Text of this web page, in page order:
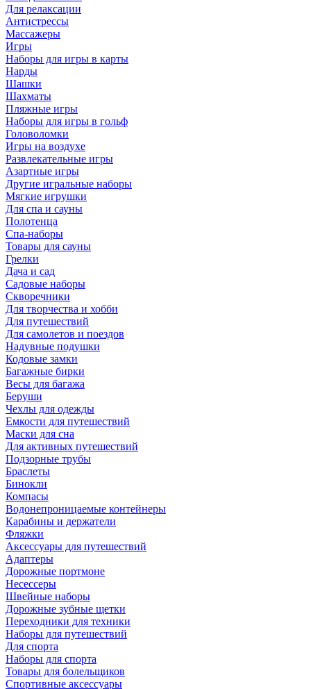
Для релаксации
Антистрессы
Массажеры
Игры
Наборы для игры в карты
Нарды
Шашки
Шахматы
Пляжные игры
Наборы для игры в гольф
Головоломки
Игры на воздухе
Развлекательные игры
Азартные игры
Другие игральные наборы
Мягкие игрушки
Для спа и сауны
Полотенца
Спа-наборы
Товары для сауны
Грелки
Дача и сад
Садовые наборы
Скворечники
Для творчества и хобби
Для путешествий
Для самолетов и поездов
Надувные подушки
Кодовые замки
Багажные бирки
Весы для багажа
Беруши
Чехлы для одежды
Емкости для путешествий
Маски для сна
Для активных путешествий
Подзорные трубы
Браслеты
Бинокли
Компасы
Водонепроницаемые контейнеры
Карабины и держатели
Фляжки
Аксессуары для путешествий
Адаптеры
Дорожные портмоне
Несессеры
Швейные наборы
Дорожные зубные щетки
Переходники для техники
Наборы для путешествий
Для спорта
Наборы для спорта
Товары для болельщиков
Спортивные аксессуары